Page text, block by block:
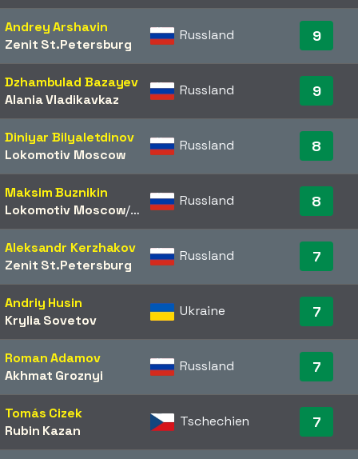
Andrey Arshavin
Zenit St.Petersburg
Russland 9
Dzhambulad Bazayev
Alania Vladikavkaz
Russland 9
Diniyar Bilyaletdinov
Lokomotiv Moscow
Russland 8
Maksim Buznikin
Lokomotiv Moscow/​Rostov
Russland 8
Aleksandr Kerzhakov
Zenit St.Petersburg
Russland 7
Andriy Husin
Krylia Sovetov
Ukraine 7
Roman Adamov
Akhmat Groznyi
Russland 7
Tomás Cizek
Rubin Kazan
Tschechien 7